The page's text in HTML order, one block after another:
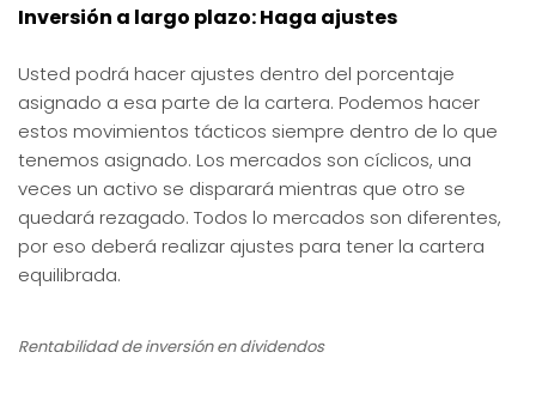
Inversión a largo plazo: Haga ajustes
Usted podrá hacer ajustes dentro del porcentaje
asignado a esa parte de la cartera. Podemos hacer
estos movimientos tácticos siempre dentro de lo que
tenemos asignado. Los mercados son cíclicos, una
veces un activo se disparará mientras que otro se
quedará rezagado. Todos lo mercados son diferentes,
por eso deberá realizar ajustes para tener la cartera
equilibrada.
Rentabilidad de inversión en dividendos